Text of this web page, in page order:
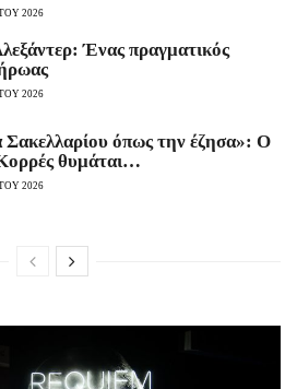
2026
Ένας πραγματικός
2026
Σακελλαρίου όπως την έζησα»: Ο
θυμάται…
2026